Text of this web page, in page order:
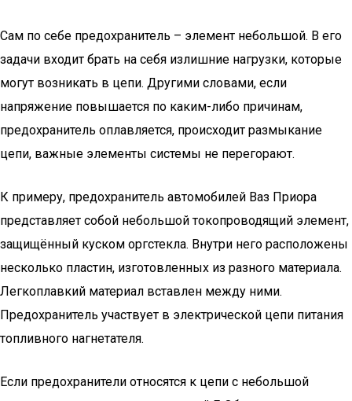
Сам по себе предохранитель – элемент небольшой. В его
задачи входит брать на себя излишние нагрузки, которые
могут возникать в цепи. Другими словами, если
напряжение повышается по каким-либо причинам,
предохранитель оплавляется, происходит размыкание
цепи, важные элементы системы не перегорают.
К примеру, предохранитель автомобилей Ваз Приора
представляет собой небольшой токопроводящий элемент,
защищённый куском оргстекла. Внутри него расположены
несколько пластин, изготовленных из разного материала.
Легкоплавкий материал вставлен между ними.
Предохранитель участвует в электрической цепи питания
топливного нагнетателя.
Если предохранители относятся к цепи с небольшой